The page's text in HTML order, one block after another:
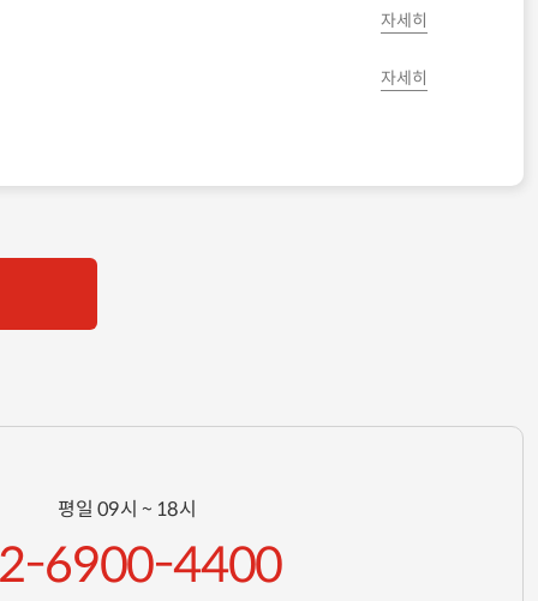
자세히
자세히
평일 09시 ~ 18시
6900-4400